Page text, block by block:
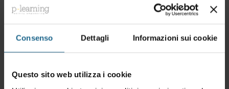
Consenso Dettagli Informazioni sui cookie
Questo sito web utilizza i cookie
pubblici e lavori privati.
Destinatari